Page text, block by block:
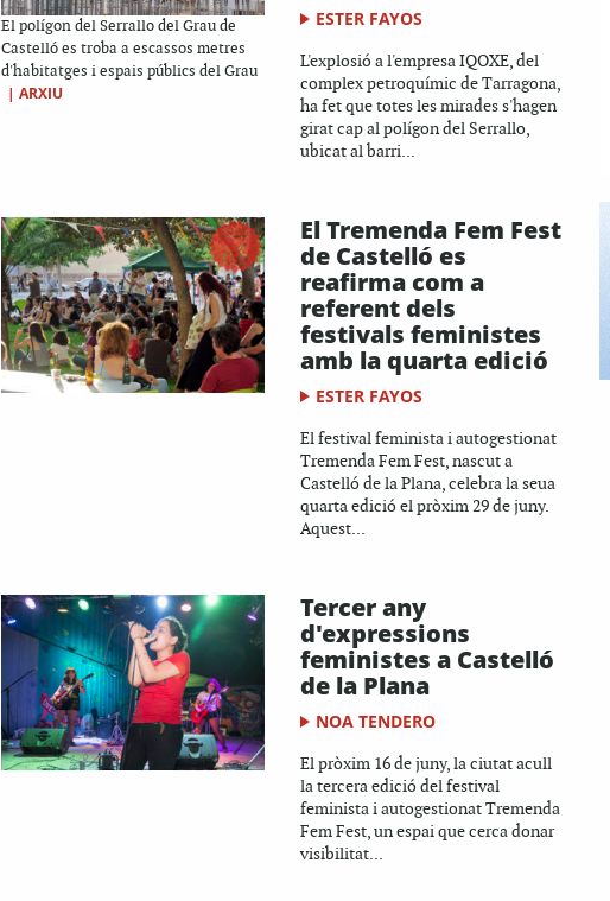
El polígon del Serrallo del Grau de
Castelló es troba a escassos metres
d'habitatges i espais públics del Grau
| ARXIU
ESTER FAYOS
L'explosió a l'empresa IQOXE, del
complex petroquímic de Tarragona,
ha fet que totes les mirades s'hagen
girat cap al polígon del Serrallo,
ubicat al barri...
El Tremenda Fem Fest
de Castelló es
reafirma com a
referent dels
festivals feministes
amb la quarta edició
ESTER FAYOS
El festival feminista i autogestionat
Tremenda Fem Fest, nascut a
Castelló de la Plana, celebra la seua
quarta edició el pròxim 29 de juny.
Aquest...
Tercer any
d'expressions
feministes a Castelló
de la Plana
NOA TENDERO
El pròxim 16 de juny, la ciutat acull
la tercera edició del festival
feminista i autogestionat Tremenda
Fem Fest, un espai que cerca donar
visibilitat...